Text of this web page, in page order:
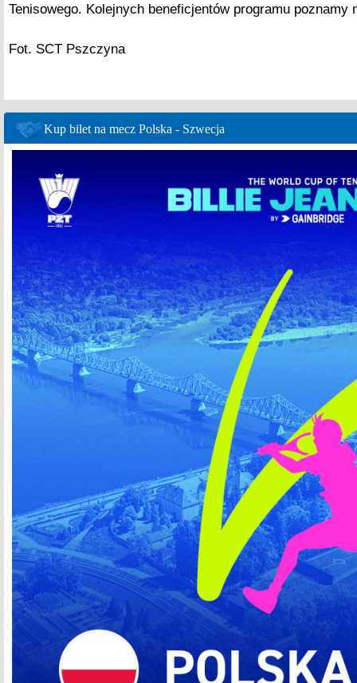
Tenisowego. Kolejnych beneficjentów programu poznamy
Fot. SCT Pszczyna
Kup bilet na mecz Polska - Szwecja